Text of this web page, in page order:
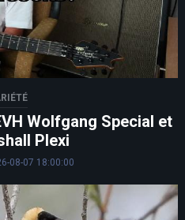
Wolfgang Special et
Plexi
08-07 18:00:00